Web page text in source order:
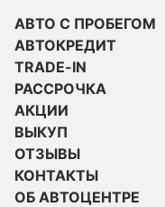
АВТО С ПРОБЕГОМ
АВТОКРЕДИТ
TRADE-IN
РАССРОЧКА
АКЦИИ
ВЫКУП
ОТЗЫВЫ
КОНТАКТЫ
ОБ АВТОЦЕНТРЕ